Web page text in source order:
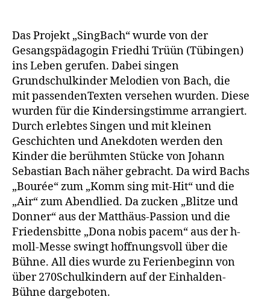
Das Projekt „SingBach“ wurde von der
Gesangspädagogin Friedhi Trüün (Tübingen)
ins Leben gerufen. Dabei singen
Grundschulkinder Melodien von Bach, die
mit passendenTexten versehen wurden. Diese
wurden für die Kindersingstimme arrangiert.
Durch erlebtes Singen und mit kleinen
Geschichten und Anekdoten werden den
Kinder die berühmten Stücke von Johann
Sebastian Bach näher gebracht. Da wird Bachs
„Bourée“ zum „Komm sing mit-Hit“ und die
„Air“ zum Abendlied. Da zucken „Blitze und
Donner“ aus der Matthäus-Passion und die
Friedensbitte „Dona nobis pacem“ aus der h-
moll-Messe swingt hoffnungsvoll über die
Bühne. All dies wurde zu Ferienbeginn von
über 270Schulkindern auf der Einhalden-
Bühne dargeboten.